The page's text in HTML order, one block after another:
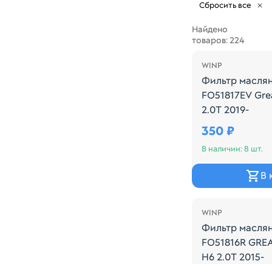
Сбросить все
Найдено
товаров: 224
WINP
Фильтр
FO51817EV
2.0T 2019-
350 ₽
В наличии: 8 шт.
В
WINP
Фильтр
FO51816R
H6 2.0T 2015-